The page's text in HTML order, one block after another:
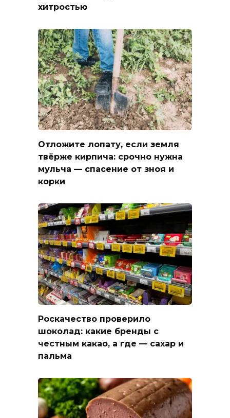
хитростью
Отложите лопату, если земля
твёрже кирпича: срочно нужна
мульча — спасение от зноя и
корки
Роскачество проверило
шоколад: какие бренды с
честным какао, а где — сахар и
пальма